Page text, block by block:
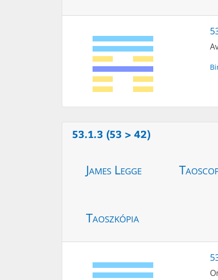
53.1.3 (53 > 42)
James Legge
Taoszkópia